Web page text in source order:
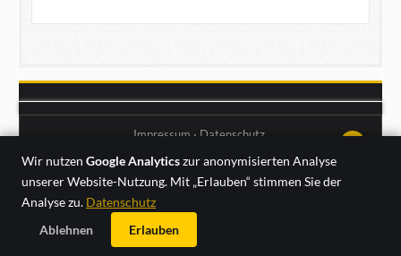
↑↑↑
Impressum · Datenschutz
Wir nutzen Google Analyticszur anonymisierten Analyse
unserer Website-Nutzung. Mit „Erlauben“ stimmen Sie der
Analyse zu. Datenschutz
Ablehnen
Erlauben